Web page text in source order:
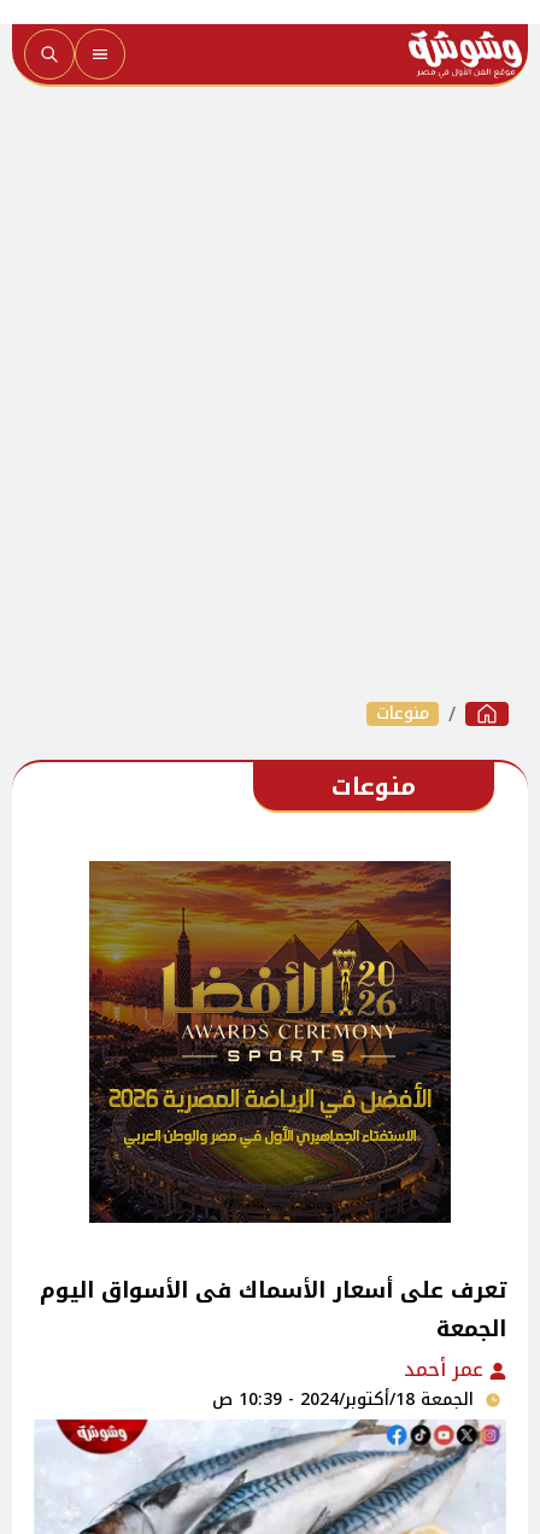
منوعات
منوعات
تعرف على أسعار الأسماك فى الأسواق اليوم
الجمعة
عمر أحمد
الجمعة 18/أكتوبر/2024 - 10:39 ص